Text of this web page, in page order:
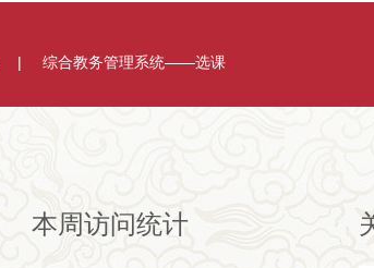
综合教务管理系统——选课
本周访问统计